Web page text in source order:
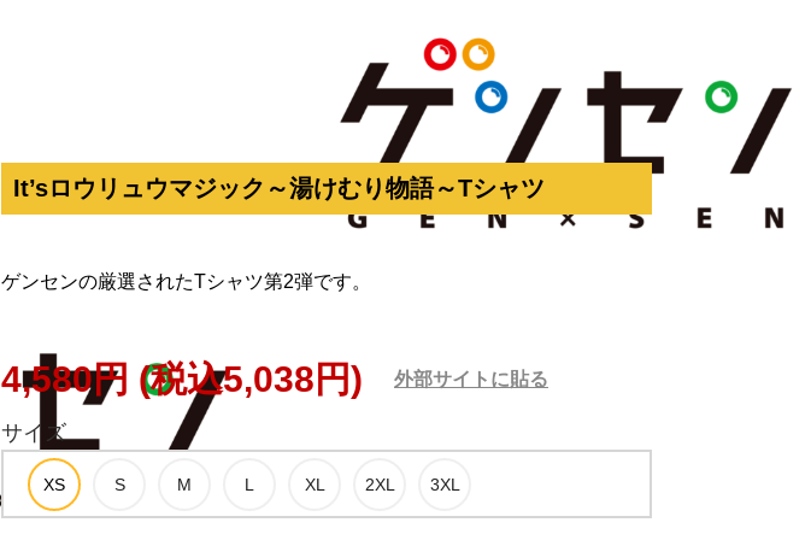
It’sロウリュウマジック～湯けむり物語～Tシャツ
ゲンセンの厳選されたTシャツ第2弾です。
4,580円 (税込5,038円) 外部サイトに貼る
サイズ